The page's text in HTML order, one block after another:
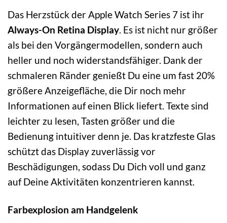
Das Herzstück der Apple Watch Series 7 ist ihr
Always-On Retina Display. Es ist nicht nur größer
als bei den Vorgängermodellen, sondern auch
heller und noch widerstandsfähiger. Dank der
schmaleren Ränder genießt Du eine um fast 20%
größere Anzeigefläche, die Dir noch mehr
Informationen auf einen Blick liefert. Texte sind
leichter zu lesen, Tasten größer und die
Bedienung intuitiver denn je. Das kratzfeste Glas
schützt das Display zuverlässig vor
Beschädigungen, sodass Du Dich voll und ganz
auf Deine Aktivitäten konzentrieren kannst.
Farbexplosion am Handgelenk